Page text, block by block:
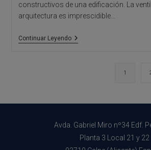
constructivos de una edificación. La
arquitectura es imprescidible…
Continuar LeyendoVentilación
1
Avda. Gabriel Miro nº34 Edf.
Planta 3 Local 21 y 22